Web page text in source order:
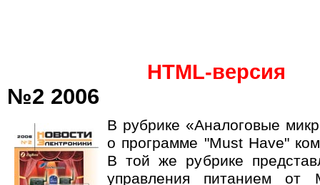
HTML-версия
№2 2006
В рубрике «Аналоговые
о программе "Must Have"
В той же рубрике
управления питанием от